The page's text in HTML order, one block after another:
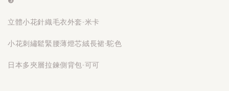
立體小花針織毛衣外套-米卡
小花刺繡鬆緊腰薄燈芯絨長裙-駝色
日本多夾層拉鍊側背包-可可